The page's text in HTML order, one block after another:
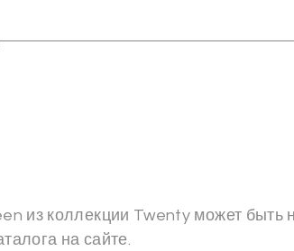
из коллекции Twenty может быть
на сайте.